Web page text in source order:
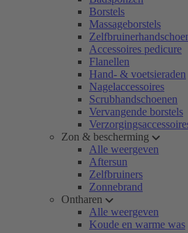
Borstels
Massageborstels
Accessoires pedicure
Flanellen
Hand- & voetsieraden
Nagelaccessoires
Scrubhandschoenen
Vervangende borstels
Zon & bescherming
Alle weergeven
Aftersun
Zelfbruiners
Zonnebrand
Ontharen
Alle weergeven
Koude en warme was